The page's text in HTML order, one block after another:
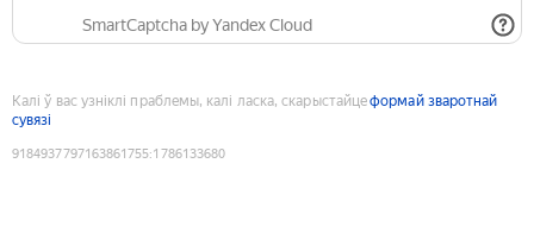
SmartCaptcha by Yandex Cloud
Калі ў вас узніклі праблемы, калі ласка, скарыстайцеформай зваротнай
сувязі
9184937797163861755:1786133680